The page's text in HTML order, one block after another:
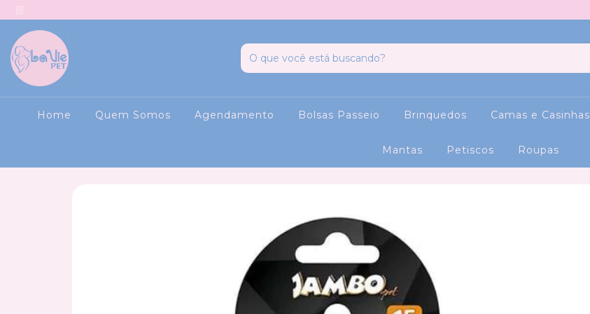
Home Quem Somos Agendamento Bolsas Passeio Brinquedos Camas e Casinhas
Mantas Petiscos Roupas